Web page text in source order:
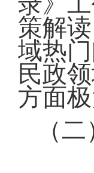
策解
域热
民政
方面
（